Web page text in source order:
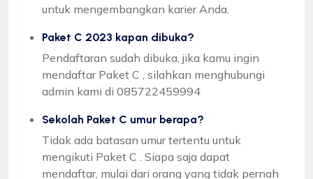
untuk mengembangkan karier Anda.
Paket C 2023 kapan dibuka?
Pendaftaran sudah dibuka, jika kamu ingin
mendaftar Paket C , silahkan menghubungi
admin kami di 085722459994
Sekolah Paket C umur berapa?
Tidak ada batasan umur tertentu untuk
mengikuti Paket C . Siapa saja dapat
mendaftar, mulai dari orang yang tidak pernah